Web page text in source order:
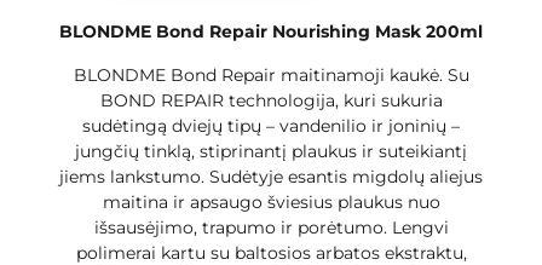
BLONDME Bond Repair Nourishing Mask 200ml
BLONDME Bond Repair maitinamoji kaukė. Su
BOND REPAIR technologija, kuri sukuria
sudėtingą dviejų tipų – vandenilio ir joninių –
jungčių tinklą, stiprinantį plaukus ir suteikiantį
jiems lankstumo. Sudėtyje esantis migdolų aliejus
maitina ir apsaugo šviesius plaukus nuo
išsausėjimo, trapumo ir porėtumo. Lengvi
polimerai kartu su baltosios arbatos ekstraktu,